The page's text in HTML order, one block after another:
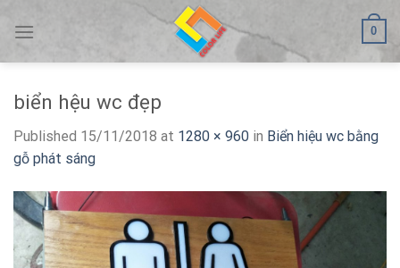
0
biển hệu wc đẹp
Published 15/11/2018 at 1280 × 960 in Biển hiệu wc bằng
gỗ phát sáng